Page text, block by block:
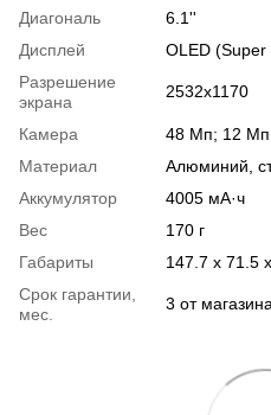
Диагональ
6.1''
Дисплей
OLED (Super
Разрешение
экрана
2532x1170
Камера
48 Мп; 12 Мп
Материал
Алюминий,
Аккумулятор
4005 мА·ч
Вес
170 г
Габариты
147.7 х 71.5
Срок гарантии,
мес.
3 от